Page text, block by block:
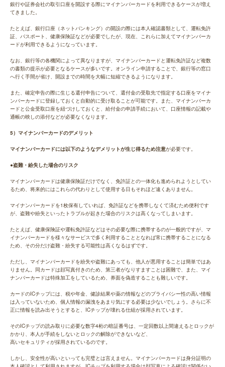
銀行や証券会社の取引口座を開設する際にマイナンバーカードを利用できるケースが増え
てきました。
たとえば、銀行口座（ネットバンキング）の開設の際には本人確認書類として、運転免許
証、パスポート、健康保険証などが必要でしたが、現在、これらに加えてマイナンバーカ
ードが利用できるようになっています。
なお、銀行等の各機関によって異なりますが、マイナンバーカードと運転免許証など複数
の書類の提示が必要となるケースが多いです。オンライン申請することで、銀行等の窓口
へ行く手間が省け、開設までの時間を大幅に短縮できるようになります。
また、確定申告の際に生じる還付申告について、還付金の受取先で指定する口座をマイナ
ンバーカードに登録しておくと自動的に受け取ることが可能です。また、マイナンバーカ
ードと公金受取口座を紐づけしておくと、給付金の申請手続において、口座情報の記載や
通帳の映しの添付などが必要なくなります。
5）マイナンバーカードのデメリット
マイナンバーカードには以下のようなデメリットが生じ得るため注意が必要です。
●盗難・紛失した場合のリスク
マイナンバーカードは健康保険証だけでなく、免許証との一体化も進められようとしてい
るため、将来的にはこれらの代わりとして使用する日もそれほど遠くありません。
マイナンバーカードを1枚保有していれば、免許証などを携帯しなくて済むため便利です
が、盗難や紛失といったトラブルが起きた場合のリスクは高くなってしまいます。
たとえば、健康保険証や運転免許証などはその必要な際に携帯するのが一般的ですが、マ
イナンバーカードを様々なサービスで多く利用することとなれば常に携帯することになる
ため、その分だけ盗難・紛失する可能性は高くなるはずです。
ただし、マイナンバーカードを紛失や盗難にあっても、他人が悪用することは簡単ではあ
りません。同カードは顔写真付きのため、第三者がなりすますことは困難で、また、マイ
ナンバーカードは特殊加工をしているため、券面を偽造することも難しいです。
カードのICチップには、税や年金、健診結果や薬の情報などのプライバシー性の高い情報
は入っていないため、個人情報の漏洩をあまり気にする必要は少ないでしょう。さらに不
正に情報を読み出そうとすると、ICチップが壊れる仕組が採用されています。
そのICチップの読み取りに必要な数字4桁の暗証番号は、一定回数以上間違えるとロックが
かかり、本人が手続をしないとロックの解除ができないなど、
高いセキュリティが採用されているのです。
しかし、安全性が高いといっても完璧とは言えません。マイナンバーカードは身分証明の